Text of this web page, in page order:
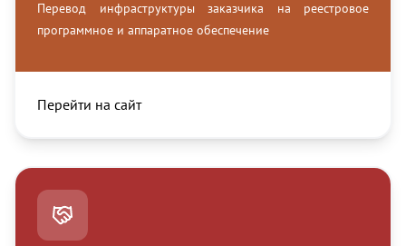
Перевод инфраструктуры заказчика на реестровое
программное и аппаратное обеспечение
Перейти на сайт